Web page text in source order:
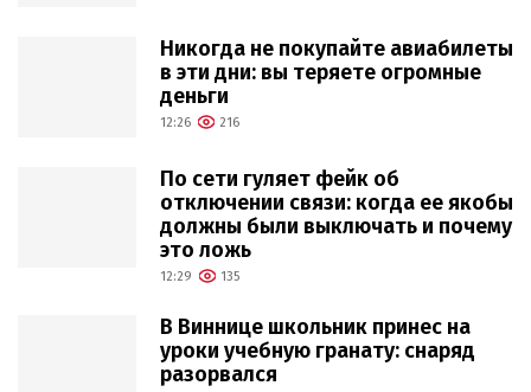
Никогда не покупайте авиабилеты
в эти дни: вы теряете огромные
деньги
12:26 216
По сети гуляет фейк об
отключении связи: когда ее якобы
должны были выключать и почему
это ложь
12:29 135
В Виннице школьник принес на
уроки учебную гранату: снаряд
разорвался